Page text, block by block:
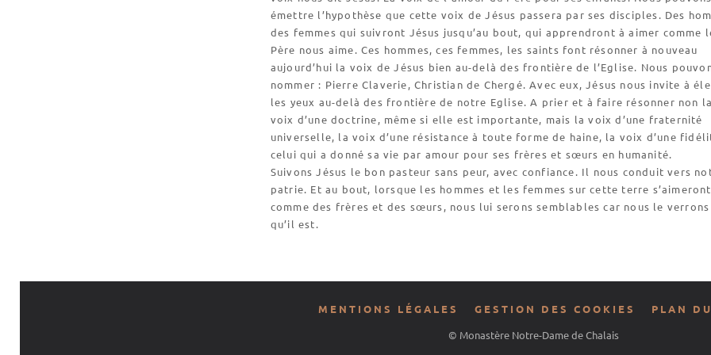
émettre l’hypothèse que cette voix de Jésus passera par ses disciples. Des
des femmes qui suivront Jésus jusqu’au bout, qui apprendront à aimer comme
Père nous aime. Ces hommes, ces femmes, les saints font résonner à nouveau
aujourd’hui la voix de Jésus bien au-delà des frontière de l’Eglise. Nous
nommer : Pierre Claverie, Christian de Chergé. Avec eux, Jésus nous invite à
les yeux au-delà des frontière de notre Eglise. A prier et à faire résonner non la
voix d’une doctrine, même si elle est importante, mais la voix d’une fraternité
universelle, la voix d’une résistance à toute forme de haine, la voix d’une
celui qui a donné sa vie par amour pour ses frères et sœurs en humanité.
Suivons Jésus le bon pasteur sans peur, avec confiance. Il nous conduit vers
patrie. Et au bout, lorsque les hommes et les femmes sur cette terre s’aimeront
comme des frères et des sœurs, nous lui serons semblables car nous le
qu’il est.
MENTIONS LÉGALES GESTION DES COOKIES
PLAN
© Monastère Notre-Dame de Chalais